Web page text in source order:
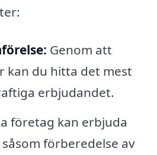
Genom att
kan du hitta det mest
erbjudandet.
företag kan erbjuda
förberedelse av